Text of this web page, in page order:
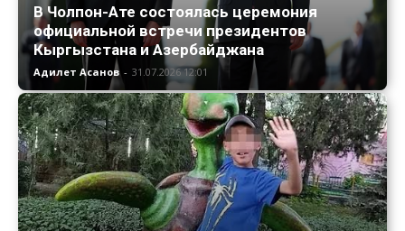
В Чолпон-Ате состоялась церемония
официальной встречи президентов
Кыргызстана и Азербайджана
Адилет Асанов - 31.07.2026 12:01